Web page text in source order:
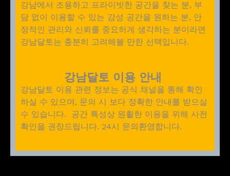
강남에서 조용하고 프라이빗한 공간을 찾는 분, 부
담 없이 이용할 수 있는 감성 공간을 원하는 분, 안
정적인 관리와 신뢰를 중요하게 생각하는 분이라면
강남달토는 충분히 고려해볼 만한 선택입니다.
강남달토 이용 안내
강남달토 이용 관련 정보는 공식 채널을 통해 확인
하실 수 있으며, 문의 시 보다 정확한 안내를 받으실
수 있습니다. 공간 특성상 원활한 이용을 위해 사전
확인을 권장드립니다. 24시 문의환영합니다.